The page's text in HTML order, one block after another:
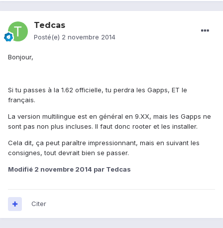
Tedcas
Posté(e) 2 novembre 2014
Bonjour,
Si tu passes à la 1.62 officielle, tu perdra les Gapps, ET le
français.
La version multilingue est en général en 9.XX, mais les Gapps ne
sont pas non plus incluses. Il faut donc rooter et les installer.
Cela dit, ça peut paraître impressionnant, mais en suivant les
consignes, tout devrait bien se passer.
Modifié 2 novembre 2014 par Tedcas
Citer